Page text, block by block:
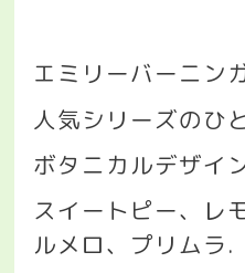
エミリーバーニン
人気シリーズのひ
ボタニカルデザイ
スイートピー、レ
ルメロ、プリムラ.